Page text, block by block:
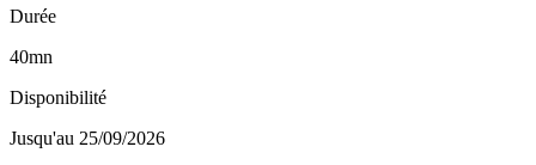
Durée
40mn
Disponibilité
Jusqu'au 25/09/2026